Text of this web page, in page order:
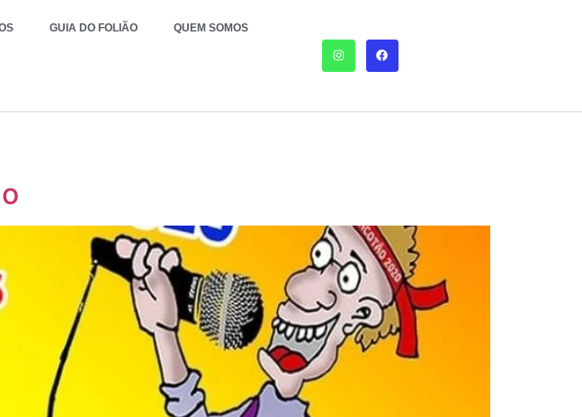
GUIA DO FOLIÃO QUEM SOMOS